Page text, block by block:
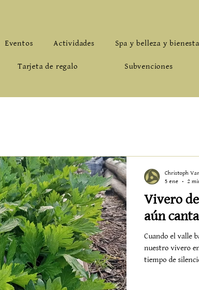
Eventos Actividades Spa y belleza y
Tarjeta de regalo Subvenciones
Vivero
aún canta
Cuando el valle
nuestro vivero
tiempo de
Christoph
5 ene
2